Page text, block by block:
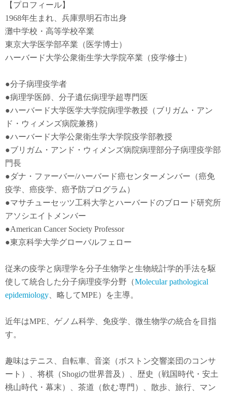
【プロフィール】
1968年生まれ、兵庫県明石市出身
灘中学校・高等学校卒業
東京大学医学部卒業（医学博士）
ハーバード大学公衆衛生学大学院卒業（疫学修士）
●分子病理疫学者
●病理学医師、分子遺伝病理学超専門医
●ハーバード大学医学大学院病理学教授（ブリガム・アン
ド・ウィメンズ病院兼務）
●ハーバード大学公衆衛生学大学院疫学部教授
●ブリガム・アンド・ウィメンズ病院病理部分子病理疫学部
門長
●ダナ・ファーバー/ハーバード癌センターメンバー（癌免
疫学
癌疫学 、癌予防プログラム）
●マサチューセッツ工科大学とハーバードのブロード研究所
アソシエイトメンバー
●American Cancer Society Professor
●東京科学大学グローバルフェロー
従来の疫学と病理学を分子生物学と生物統計学的手法を駆
使して統合した分子病理疫学分野（Molecular pathological
epidemiology 、略してMPE）を主導。
近年はMPE 、ゲノム科学、免疫学、微生物学の統合を目指
す。
趣味はテニス、自転車、音楽（ボストン交響楽団のコンサ
ート）、将棋（Shogiの世界普及）、歴史（戦国時代・安土
桃山時代・幕末）、茶道（飲む専門）、散歩、旅行、マン